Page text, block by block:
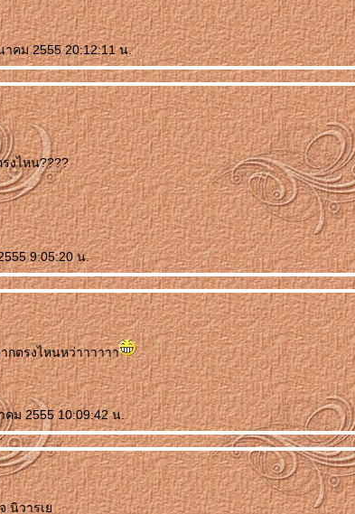
คม 2555 20:12:11 น.
รงไหน????
9:05:20 น.
กตรงไหนหว่าาาาาา
ม 2555 10:09:42 น.
นิวารเ